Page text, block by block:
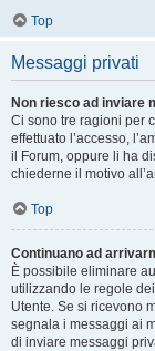
Top
Messaggi privati
Non riesco ad inviare
Ci sono tre ragioni per
effettuato l’accesso,
il Forum, oppure li ha
chiederne il motivo
Top
Continuano ad
È possibile eliminare
utilizzando le regole
Utente. Se si ricevono
segnala i messaggi ai
di inviare messaggi